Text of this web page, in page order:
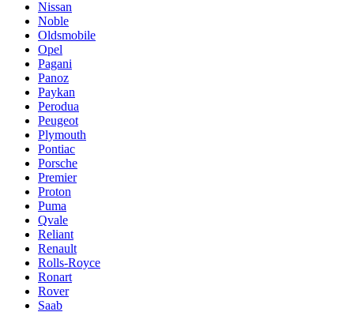
Nissan
Noble
Oldsmobile
Opel
Pagani
Panoz
Paykan
Perodua
Peugeot
Plymouth
Pontiac
Porsche
Premier
Proton
Puma
Qvale
Reliant
Renault
Rolls-Royce
Ronart
Rover
Saab